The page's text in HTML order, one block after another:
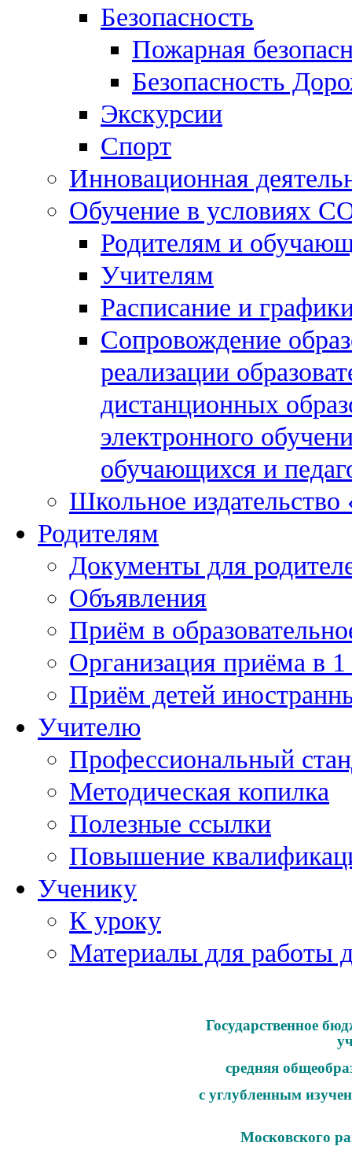
Безопасность
Пожарная
Безопасность
Экскурсии
Спорт
Инновационная
Обучение в условиях
Родителям и
Учителям
Расписание и
Сопровождение
реализации
дистанционных
электронного
обучающихся и
Школьное
Родителям
Документы для
Объявления
Приём в
Организация приёма в
Приём детей
Учителю
Профессиональный
Методическая копилка
Полезные ссылки
Повышение
Ученику
К уроку
Материалы для работы
Государственное
средняя
с углубленным
Московского